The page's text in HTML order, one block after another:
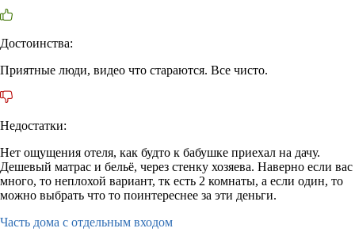
Достоинства:
Приятные люди, видео что стараются. Все чисто.
Недостатки:
Нет ощущения отеля, как будто к бабушке приехал на дачу.
Дешевый матрас и бельё, через стенку хозяева. Наверно если вас
много, то неплохой вариант, тк есть 2 комнаты, а если один, то
можно выбрать что то поинтереснее за эти деньги.
Часть дома с отдельным входом